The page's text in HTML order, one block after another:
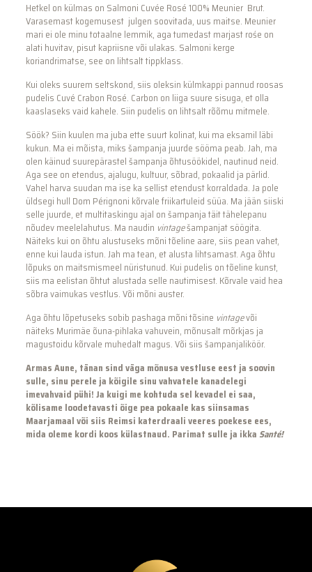
Hetkel on külmas on Salmoni Cuvée Rosé 100% Meunier Brut.
Varasemast kogemusest julgen soovitada, uus maitse. Meunier
mari ei ole minu totaalne lemmik, aga tumedast marjast rośe on
alati huvitav, pisut kapriisne või ulakas. Salmoni kerge
koriandrimatse, see on lihtsalt tippklass.
Kui oleks suurem seltskond, siis oleksin külmkappi pannud roosas
pudelis Cuvé Crabon Rosé. Carbon on liiga suure sisuga, et olla
kaaslaseks vaid kahele. Siin pudelis on lihtsalt rõõmu mitmele.
Söök? Siin kuulen ma juba ette suurt kolinat, kui ma eksamil läbi
kukun. Ma ei mõista, miks šampanja juurde sööma peab. Jah, ma
olen käinud suurepärastel šampanja õhtusöökidel, nautinud neid.
Aga see on etendus, ajalugu, kultuur, sõbrad, pokaalid ja pärlid.
Vahel harva suudan ma ise ka sellist etendust korraldada. Ja pole
üldsegi hull Dom Pérignoni kõrvale friikartuleid süüa. Ma jään siiski
selle juurde, et multitaskingu ajal on šampanja täit tähelepanu
nõudev meelelahutus. Ma naudin vintagešampanjat söögita.
Näiteks kui on õhtu alustuseks mõni tõeline aare, siis pean vahet,
enne kui lauda istun. Jah ma tean, et alusta lihtsamast. Aga õhtu
lõpuks on maitsmismeel nüristunud. Kui pudelis on tõeline kunst,
siis ma eelistan õhtut alustada selle nautimisest. Kõrvale vaid hea
sõbra vaimukas vestlus. Või mõni auster.
Aga õhtu lõpetuseks sobib pashaga mõni tõsine vintagevõi
näiteks Murimäe õuna-pihlaka vahuvein, mõnusalt mõrkjas ja
magustoidu kõrvale muhedalt magus. Või siis šampanjaliköör.
Armas Aune, tänan sind väga mõnusa vestluse eest ja soovin
sulle, sinu perele ja kõigile sinu vahvatele kanadelegi
imevahvaid pühi! Ja kuigi me kohtuda sel kevadel ei saa,
kõlisame loodetavasti õige pea pokaale kas siinsamas
Maarjamaal või siis Reimsi katerdraali veeres poekese ees,
mida oleme kordi koos külastnaud. Parimat sulle ja ikka Santé!